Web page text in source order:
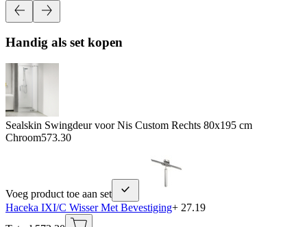
Handig als set kopen
Sealskin Swingdeur voor Nis Custom Rechts 80x195 cm
Chroom573.30
Voeg product toe aan set
Haceka IXI/C Wisser Met Bevestiging+ 27.19